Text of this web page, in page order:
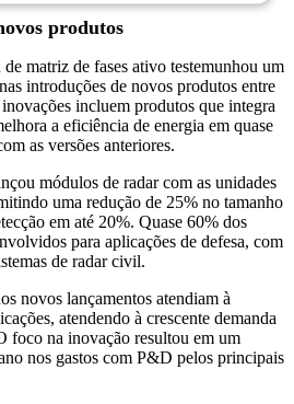
produtos
matriz de fases ativo testemunhou um
introduções de novos produtos entre
incluem produtos que integra
a eficiência de energia em quase
as versões anteriores.
módulos de radar com as unidades
uma redução de 25% no tamanho
em até 20%. Quase 60% dos
para aplicações de defesa, com
de radar civil.
novos lançamentos atendiam à
atendendo à crescente demanda
foco na inovação resultou em um
nos gastos com P&D pelos principais